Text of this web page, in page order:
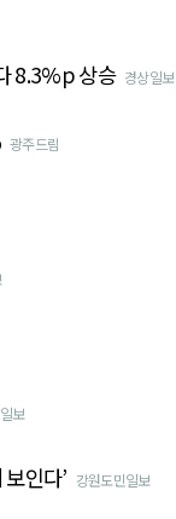
8.3%p 상승 경상일보
광주드림
보
인다’ 강원도민일보